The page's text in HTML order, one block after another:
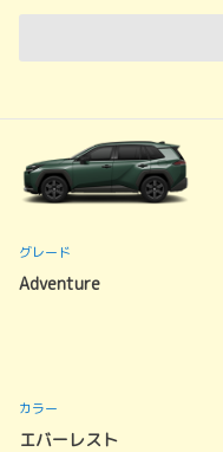
グレード
Adventure
カラー
エバーレスト